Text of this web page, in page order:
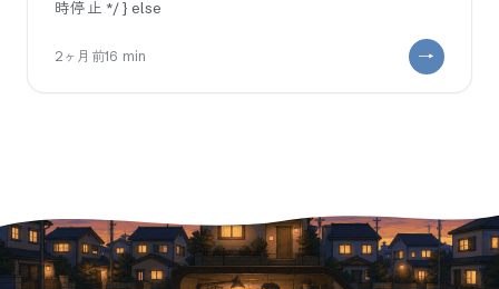
時停止 */ } else
2ヶ月前16 min